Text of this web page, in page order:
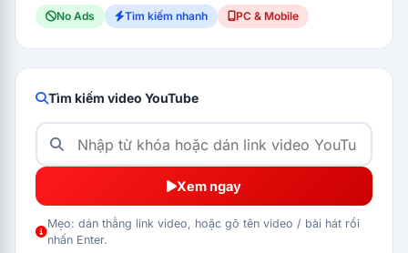
No Ads Tìm kiếm nhanh PC & Mobile
Tìm kiếm video YouTube
Xem ngay
Mẹo: dán thẳng link video, hoặc gõ tên video / bài hát rồi
nhấn Enter.